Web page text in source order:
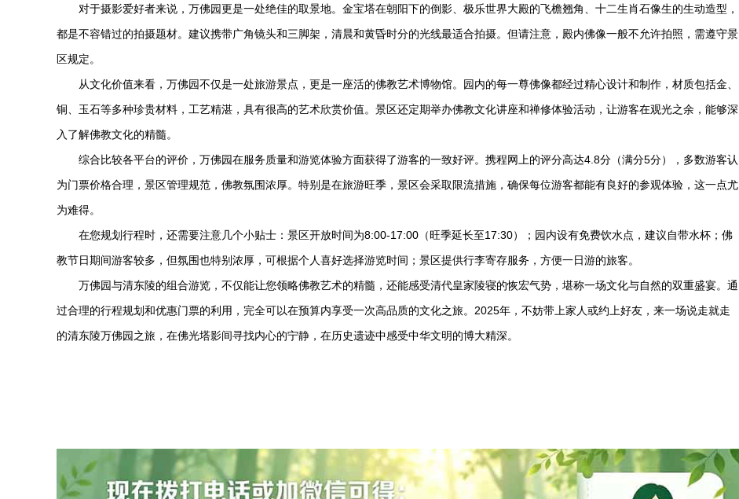
对于摄影爱好者来说，万佛园更是一处绝佳的取景地。金宝塔在朝阳下的倒影、极乐世界大殿的飞檐翘角、十二生肖石像生的生动造型，
都是不容错过的拍摄题材。建议携带广角镜头和三脚架，清晨和黄昏时分的光线最适合拍摄。但请注意，殿内佛像一般不允许拍照，需遵守景
区规定。
从文化价值来看，万佛园不仅是一处旅游景点，更是一座活的佛教艺术博物馆。园内的每一尊佛像都经过精心设计和制作，材质包括金、
铜、玉石等多种珍贵材料，工艺精湛，具有很高的艺术欣赏价值。景区还定期举办佛教文化讲座和禅修体验活动，让游客在观光之余，能够深
入了解佛教文化的精髓。
综合比较各平台的评价，万佛园在服务质量和游览体验方面获得了游客的一致好评。携程网上的评分高达4.8分（满分5分），多数游客认
为门票价格合理，景区管理规范，佛教氛围浓厚。特别是在旅游旺季，景区会采取限流措施，确保每位游客都能有良好的参观体验，这一点尤
为难得。
在您规划行程时，还需要注意几个小贴士：景区开放时间为8:00-17:00（旺季延长至17:30）；园内设有免费饮水点，建议自带水杯；佛
教节日期间游客较多，但氛围也特别浓厚，可根据个人喜好选择游览时间；景区提供行李寄存服务，方便一日游的旅客。
万佛园与清东陵的组合游览，不仅能让您领略佛教艺术的精髓，还能感受清代皇家陵寝的恢宏气势，堪称一场文化与自然的双重盛宴。通
过合理的行程规划和优惠门票的利用，完全可以在预算内享受一次高品质的文化之旅。2025年，不妨带上家人或约上好友，来一场说走就走
的清东陵万佛园之旅，在佛光塔影间寻找内心的宁静，在历史遗迹中感受中华文明的博大精深。